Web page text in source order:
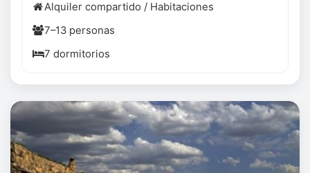
Alquiler compartido / Habitaciones
7–13 personas
7 dormitorios